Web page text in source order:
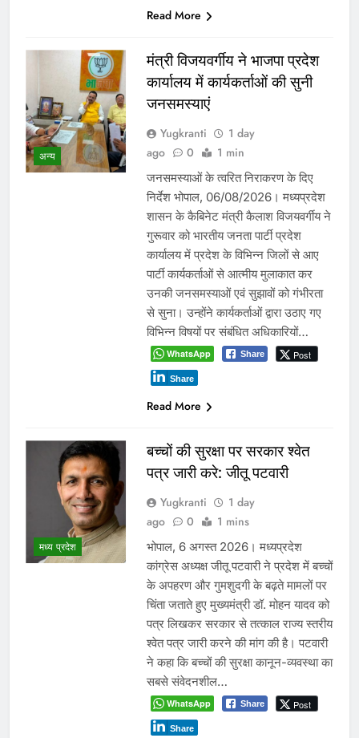
Read More
अन्य
मंत्री विजयवर्गीय ने भाजपा प्रदेश
कार्यालय में कार्यकर्ताओं की सुनी
जनसमस्याएं
Yugkranti
1 day
ago
0 1 min
जनसमस्याओं के त्वरित निराकरण के दिए
निर्देश भोपाल, 06/08/2026। मध्यप्रदेश
शासन के कैबिनेट मंत्री कैलाश विजयवर्गीय ने
गुरूवार को भारतीय जनता पार्टी प्रदेश
कार्यालय में प्रदेश के विभिन्न जिलों से आए
पार्टी कार्यकर्ताओं से आत्मीय मुलाकात कर
उनकी जनसमस्याओं एवं सुझावों को गंभीरता
से सुना। उन्होंने कार्यकर्ताओं द्वारा उठाए गए
विभिन्न विषयों पर संबंधित अधिकारियों…
WhatsApp Share Post
Share
Read More
मध्य प्रदेश
बच्चों की सुरक्षा पर सरकार श्वेत
पत्र जारी करे: जीतू पटवारी
Yugkranti
1 day
ago
0 1 mins
भोपाल, 6 अगस्त 2026। मध्यप्रदेश
कांग्रेस अध्यक्ष जीतू पटवारी ने प्रदेश में बच्चों
के अपहरण और गुमशुदगी के बढ़ते मामलों पर
चिंता जताते हुए मुख्यमंत्री डॉ. मोहन यादव को
पत्र लिखकर सरकार से तत्काल राज्य स्तरीय
श्वेत पत्र जारी करने की मांग की है। पटवारी
ने कहा कि बच्चों की सुरक्षा कानून-व्यवस्था का
सबसे संवेदनशील…
WhatsApp Share Post
Share